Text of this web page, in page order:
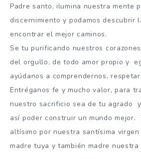
Padre santo, ilumina nuestra mente
discernimiento y podamos descubrir
encontrar el mejor caminos.
Se tu purificando nuestros
del orgullo, de todo amor propio y
ayúdanos a comprendernos,
Entréganos fe y mucho valor, para
nuestro sacrificio sea de tu agrado
así poder construir un mundo mejor.
altísimo por nuestra santísima virgen
madre tuya y también madre